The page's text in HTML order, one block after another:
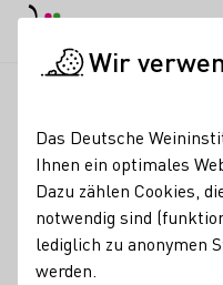
Weingut
Mitgliedschaften
Wine in Moderation (WiM)
Wir
Das Deutsche
Ihnen ein optimales
Dazu zählen Cookies,
notwendig sind
lediglich zu anonymen
werden.